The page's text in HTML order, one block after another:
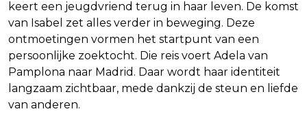
keert een jeugdvriend terug in haar leven. De komst
van Isabel zet alles verder in beweging. Deze
ontmoetingen vormen het startpunt van een
persoonlijke zoektocht. Die reis voert Adela van
Pamplona naar Madrid. Daar wordt haar identiteit
langzaam zichtbaar, mede dankzij de steun en liefde
van anderen.